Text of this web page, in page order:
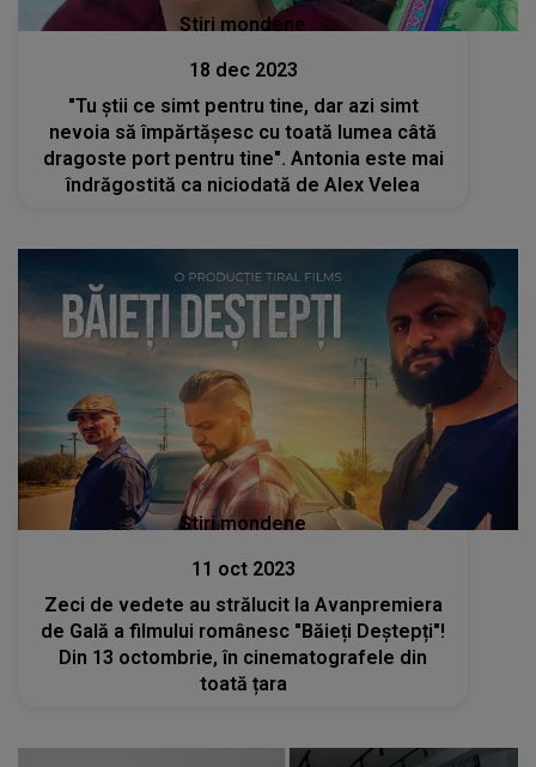
Stiri mondene
18 dec 2023
"Tu știi ce simt pentru tine, dar azi simt
nevoia să împărtășesc cu toată lumea câtă
dragoste port pentru tine". Antonia este mai
îndrăgostită ca niciodată de Alex Velea
Stiri mondene
11 oct 2023
Zeci de vedete au strălucit la Avanpremiera
de Gală a filmului românesc "Băieți Deștepți"!
Din 13 octombrie, în cinematografele din
toată țara